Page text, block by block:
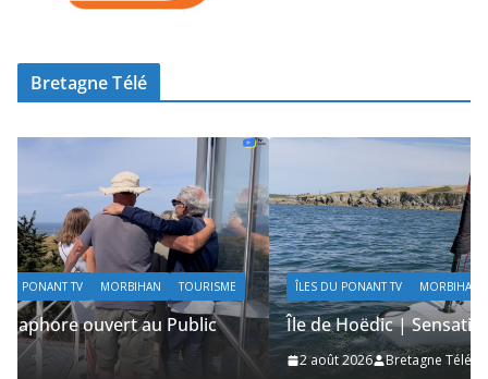
Bretagne Télé
ÎLES DU PONANT TV MORBIHAN SAILING / VOILE / NAUTISME
Île de Hoëdic | Sensations Fortes en Open Skiff
2 août 2026 Bretagne Télé